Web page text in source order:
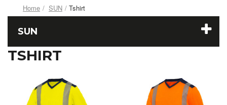
Home SUN Tshirt
SUN
TSHIRT